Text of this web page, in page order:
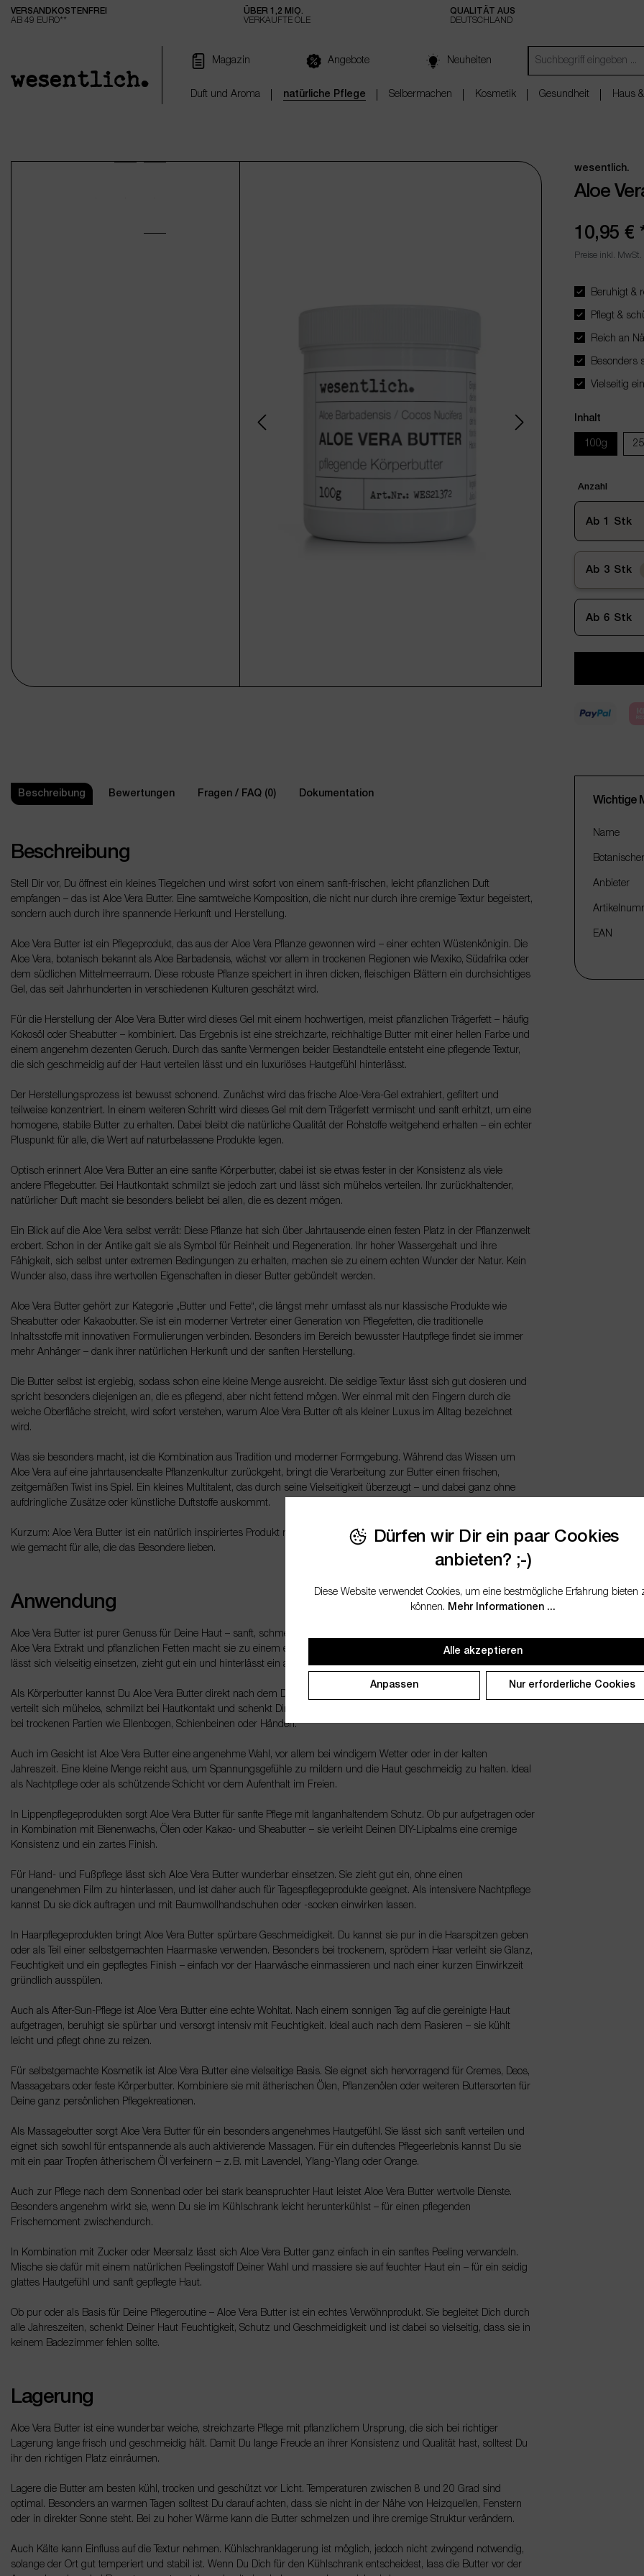
springen Zur Hauptnavigation springen
VERSANDKOSTENFREI
AB 49 EURO**
ÜBER 1,2 MIO.
VERKAUFTE ÖLE
QUALITÄT AUS
DEUTSCHLAND
Magazin Angebote Neuheiten
Duft und Aroma natürliche Pflege Selbermachen Kosmetik Gesundheit Haus
wesentlich.
Aloe
10,95 €
Preise inkl.
Beruhigt &
Pflegt &
Reich an
Besonders
Vielseitig
Inhalt
100g
Anzahl
Ab 1 Stk
Ab 3 Stk
Ab 6 Stk
Beschreibung Bewertungen Fragen / FAQ (0) Dokumentation
Beschreibung
Stell Dir vor, Du öffnest ein kleines Tiegelchen und wirst sofort von einem sanft-frischen, leicht pflanzlichen Duft
empfangen – das ist Aloe Vera Butter. Eine samtweiche Komposition, die nicht nur durch ihre cremige Textur begeistert,
sondern auch durch ihre spannende Herkunft und Herstellung.
Aloe Vera Butter ist ein Pflegeprodukt, das aus der Aloe Vera Pflanze gewonnen wird – einer echten Wüstenkönigin. Die
Aloe Vera, botanisch bekannt als Aloe Barbadensis, wächst vor allem in trockenen Regionen wie Mexiko, Südafrika oder
dem südlichen Mittelmeerraum. Diese robuste Pflanze speichert in ihren dicken, fleischigen Blättern ein durchsichtiges
Gel, das seit Jahrhunderten in verschiedenen Kulturen geschätzt wird.
Für die Herstellung der Aloe Vera Butter wird dieses Gel mit einem hochwertigen, meist pflanzlichen Trägerfett – häufig
Kokosöl oder Sheabutter – kombiniert. Das Ergebnis ist eine streichzarte, reichhaltige Butter mit einer hellen Farbe und
einem angenehm dezenten Geruch. Durch das sanfte Vermengen beider Bestandteile entsteht eine pflegende Textur,
die sich geschmeidig auf der Haut verteilen lässt und ein luxuriöses Hautgefühl hinterlässt.
Der Herstellungsprozess ist bewusst schonend. Zunächst wird das frische Aloe-Vera-Gel extrahiert, gefiltert und
teilweise konzentriert. In einem weiteren Schritt wird dieses Gel mit dem Trägerfett vermischt und sanft erhitzt, um eine
homogene, stabile Butter zu erhalten. Dabei bleibt die natürliche Qualität der Rohstoffe weitgehend erhalten – ein echter
Pluspunkt für alle, die Wert auf naturbelassene Produkte legen.
Optisch erinnert Aloe Vera Butter an eine sanfte Körperbutter, dabei ist sie etwas fester in der Konsistenz als viele
andere Pflegebutter. Bei Hautkontakt schmilzt sie jedoch zart und lässt sich mühelos verteilen. Ihr zurückhaltender,
natürlicher Duft macht sie besonders beliebt bei allen, die es dezent mögen.
Ein Blick auf die Aloe Vera selbst verrät: Diese Pflanze hat sich über Jahrtausende einen festen Platz in der Pflanzenwelt
erobert. Schon in der Antike galt sie als Symbol für Reinheit und Regeneration. Ihr hoher Wassergehalt und ihre
Fähigkeit, sich selbst unter extremen Bedingungen zu erhalten, machen sie zu einem echten Wunder der Natur. Kein
Wunder also, dass ihre wertvollen Eigenschaften in dieser Butter gebündelt werden.
Aloe Vera Butter gehört zur Kategorie „Butter und Fette“, die längst mehr umfasst als nur klassische Produkte wie
Sheabutter oder Kakaobutter. Sie ist ein moderner Vertreter einer Generation von Pflegefetten, die traditionelle
Inhaltsstoffe mit innovativen Formulierungen verbinden. Besonders im Bereich bewusster Hautpflege findet sie immer
mehr Anhänger – dank ihrer natürlichen Herkunft und der sanften Herstellung.
Die Butter selbst ist ergiebig, sodass schon eine kleine Menge ausreicht. Die seidige Textur lässt sich gut dosieren und
spricht besonders diejenigen an, die es pflegend, aber nicht fettend mögen. Wer einmal mit den Fingern durch die
weiche Oberfläche streicht, wird sofort verstehen, warum Aloe Vera Butter oft als kleiner Luxus im Alltag bezeichnet
wird.
Was sie besonders macht, ist die Kombination aus Tradition und moderner Formgebung. Während das Wissen um
Aloe Vera auf eine jahrtausendealte Pflanzenkultur zurückgeht, bringt die Verarbeitung zur Butter einen frischen,
zeitgemäßen Twist ins Spiel. Ein kleines Multitalent, das durch seine Vielseitigkeit überzeugt – und dabei ganz ohne
aufdringliche Zusätze oder künstliche Duftstoffe auskommt.
Kurzum: Aloe Vera Butter ist ein natürlich inspiriertes Produkt mit Charakter. Authentisch, schlicht und wirkungsvoll –
wie gemacht für alle, die das Besondere lieben.
Anwendung
Aloe Vera Butter ist purer Genuss für Deine Haut – sanft, schmelzend und intensiv pflegend. Die feine Kombination aus
Aloe Vera Extrakt und pflanzlichen Fetten macht sie zu einem echten Multitalent für Deine tägliche Pflegeroutine. Sie
lässt sich vielseitig einsetzen, zieht gut ein und hinterlässt ein angenehm weiches Hautgefühl – ganz ohne zu fetten.
Als Körperbutter kannst Du Aloe Vera Butter direkt nach dem Duschen auf die noch leicht feuchte Haut auftragen. Sie
verteilt sich mühelos, schmilzt bei Hautkontakt und schenkt Dir eine geschmeidige, gepflegte Haut – besonders schön
bei trockenen Partien wie Ellenbogen, Schienbeinen oder Händen.
Auch im Gesicht ist Aloe Vera Butter eine angenehme Wahl, vor allem bei windigem Wetter oder in der kalten
Jahreszeit. Eine kleine Menge reicht aus, um Spannungsgefühle zu mildern und die Haut geschmeidig zu halten. Ideal
als Nachtpflege oder als schützende Schicht vor dem Aufenthalt im Freien.
In Lippenpflegeprodukten sorgt Aloe Vera Butter für sanfte Pflege mit langanhaltendem Schutz. Ob pur aufgetragen oder
in Kombination mit Bienenwachs, Ölen oder Kakao- und Sheabutter – sie verleiht Deinen DIY-Lipbalms eine cremige
Konsistenz und ein zartes Finish.
Für Hand- und Fußpflege lässt sich Aloe Vera Butter wunderbar einsetzen. Sie zieht gut ein, ohne einen
unangenehmen Film zu hinterlassen, und ist daher auch für Tagespflegeprodukte geeignet. Als intensivere Nachtpflege
kannst Du sie dick auftragen und mit Baumwollhandschuhen oder -socken einwirken lassen.
In Haarpflegeprodukten bringt Aloe Vera Butter spürbare Geschmeidigkeit. Du kannst sie pur in die Haarspitzen geben
oder als Teil einer selbstgemachten Haarmaske verwenden. Besonders bei trockenem, sprödem Haar verleiht sie Glanz,
Feuchtigkeit und ein gepflegtes Finish – einfach vor der Haarwäsche einmassieren und nach einer kurzen Einwirkzeit
gründlich ausspülen.
Auch als After-Sun-Pflege ist Aloe Vera Butter eine echte Wohltat. Nach einem sonnigen Tag auf die gereinigte Haut
aufgetragen, beruhigt sie spürbar und versorgt intensiv mit Feuchtigkeit. Ideal auch nach dem Rasieren – sie kühlt
leicht und pflegt ohne zu reizen.
Für selbstgemachte Kosmetik ist Aloe Vera Butter eine vielseitige Basis. Sie eignet sich hervorragend für Cremes, Deos,
Massagebars oder feste Körperbutter. Kombiniere sie mit ätherischen Ölen, Pflanzenölen oder weiteren Buttersorten für
Deine ganz persönlichen Pflegekreationen.
Als Massagebutter sorgt Aloe Vera Butter für ein besonders angenehmes Hautgefühl. Sie lässt sich sanft verteilen und
eignet sich sowohl für entspannende als auch aktivierende Massagen. Für ein duftendes Pflegeerlebnis kannst Du sie
mit ein paar Tropfen ätherischem Öl verfeinern – z. B. mit Lavendel, Ylang-Ylang oder Orange.
Auch zur Pflege nach dem Sonnenbad oder bei stark beanspruchter Haut leistet Aloe Vera Butter wertvolle Dienste.
Besonders angenehm wirkt sie, wenn Du sie im Kühlschrank leicht herunterkühlst – für einen pflegenden
Frischemoment zwischendurch.
In Kombination mit Zucker oder Meersalz lässt sich Aloe Vera Butter ganz einfach in ein sanftes Peeling verwandeln.
Mische sie dafür mit einem natürlichen Peelingstoff Deiner Wahl und massiere sie auf feuchter Haut ein – für ein seidig
glattes Hautgefühl und sanft gepflegte Haut.
Ob pur oder als Basis für Deine Pflegeroutine – Aloe Vera Butter ist ein echtes Verwöhnprodukt. Sie begleitet Dich durch
alle Jahreszeiten, schenkt Deiner Haut Feuchtigkeit, Schutz und Geschmeidigkeit und ist dabei so vielseitig, dass sie in
keinem Badezimmer fehlen sollte.
Lagerung
Aloe Vera Butter ist eine wunderbar weiche, streichzarte Pflege mit pflanzlichem Ursprung, die sich bei richtiger
Lagerung lange frisch und geschmeidig hält. Damit Du lange Freude an ihrer Konsistenz und Qualität hast, solltest Du
ihr den richtigen Platz einräumen.
Lagere die Butter am besten kühl, trocken und geschützt vor Licht. Temperaturen zwischen 8 und 20 Grad sind
optimal. Besonders an warmen Tagen solltest Du darauf achten, dass sie nicht in der Nähe von Heizquellen, Fenstern
oder in direkter Sonne steht. Bei zu hoher Wärme kann die Butter schmelzen und ihre cremige Struktur verändern.
Auch Kälte kann Einfluss auf die Textur nehmen. Kühlschranklagerung ist möglich, jedoch nicht zwingend notwendig,
solange der Ort gut temperiert und stabil ist. Wenn Du Dich für den Kühlschrank entscheidest, lass die Butter vor der
Wichtige
Name
Anbieter
EAN
Dürfen wir Dir ein paar Cookies
anbieten? ;-)
Diese Website verwendet Cookies, um eine bestmögliche Erfahrung bieten
können. Mehr Informationen ...
Alle akzeptieren
Anpassen Nur erforderliche Cookies